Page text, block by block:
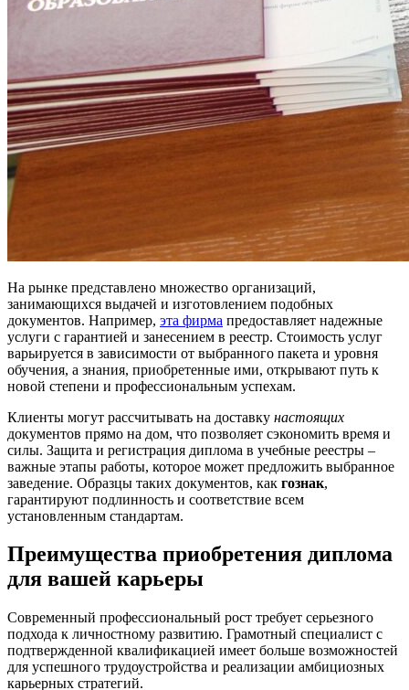
На рынке представлено множество организаций,
занимающихся выдачей и изготовлением подобных
документов. Например, эта фирма предоставляет надежные
услуги с гарантией и занесением в реестр. Стоимость услуг
варьируется в зависимости от выбранного пакета и уровня
обучения, а знания, приобретенные ими, открывают путь к
новой степени и профессиональным успехам.
Клиенты могут рассчитывать на доставку настоящих
документов прямо на дом, что позволяет сэкономить время и
силы. Защита и регистрация диплома в учебные реестры –
важные этапы работы, которое может предложить выбранное
заведение. Образцы таких документов, как гознак,
гарантируют подлинность и соответствие всем
установленным стандартам.
Преимущества приобретения диплома
для вашей карьеры
Современный профессиональный рост требует серьезного
подхода к личностному развитию. Грамотный специалист с
подтвержденной квалификацией имеет больше возможностей
для успешного трудоустройства и реализации амбициозных
карьерных стратегий.